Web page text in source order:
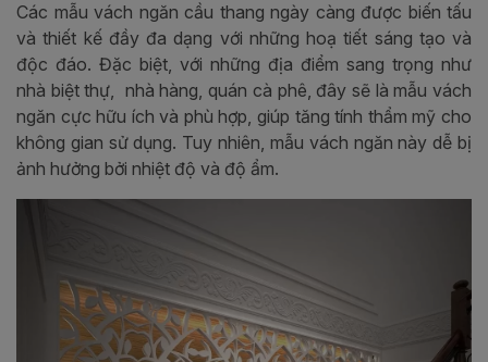
Các mẫu vách ngăn cầu thang ngày càng được biến tấu
và thiết kế đầy đa dạng với những hoạ tiết sáng tạo và
độc đáo. Đặc biệt, với những địa điểm sang trọng như
nhà biệt thự, nhà hàng, quán cà phê, đây sẽ là mẫu vách
ngăn cực hữu ích và phù hợp, giúp tăng tính thẩm mỹ cho
không gian sử dụng. Tuy nhiên, mẫu vách ngăn này dễ bị
ảnh hưởng bởi nhiệt độ và độ ẩm.